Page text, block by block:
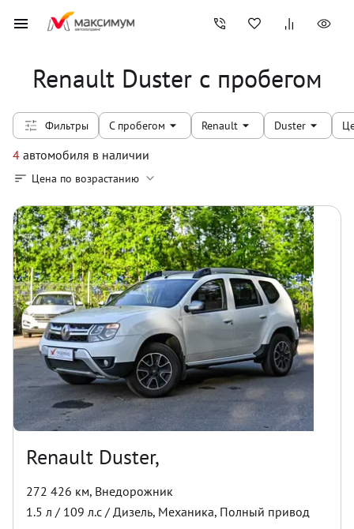
Renault Duster с пробегом
Фильтры С пробегом Renault Duster
4 автомобиля в наличии
Цена по возрастанию
Renault Duster,
272 426 км, Внедорожник
1.5 л / 109 л.с / Дизель, Механика, Полный привод